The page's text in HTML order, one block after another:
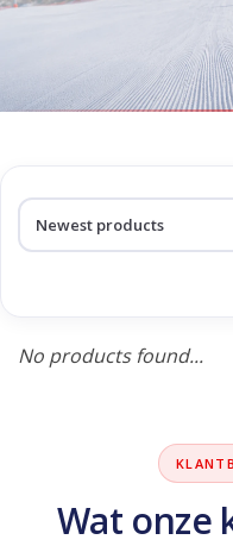
koopgidsen
No products found...
Wat onze